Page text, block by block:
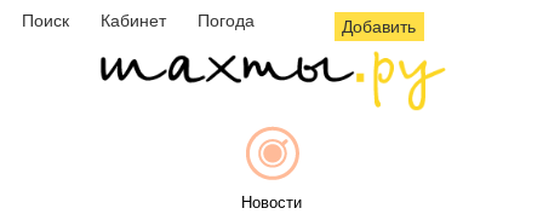
Поиск Кабинет Погода Добавить
Новости